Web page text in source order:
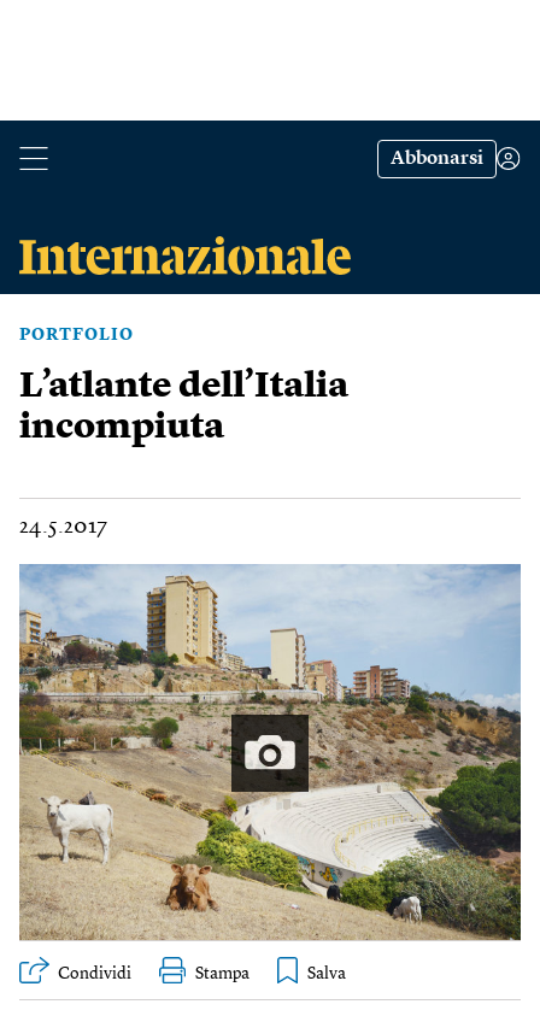
Abbonarsi
PORTFOLIO
L’atlante dell’Italia
incompiuta
24.5.2017
Condividi Stampa